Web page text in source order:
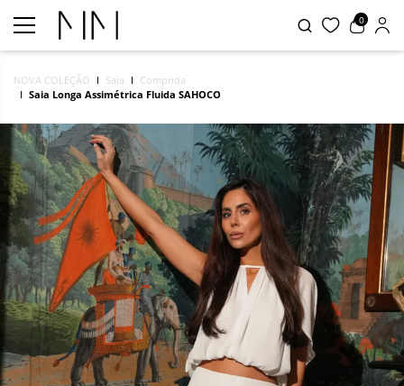
0
NOVA COLEÇÃO Saia
Comprida
Saia Longa Assimétrica Fluida SAHOCO